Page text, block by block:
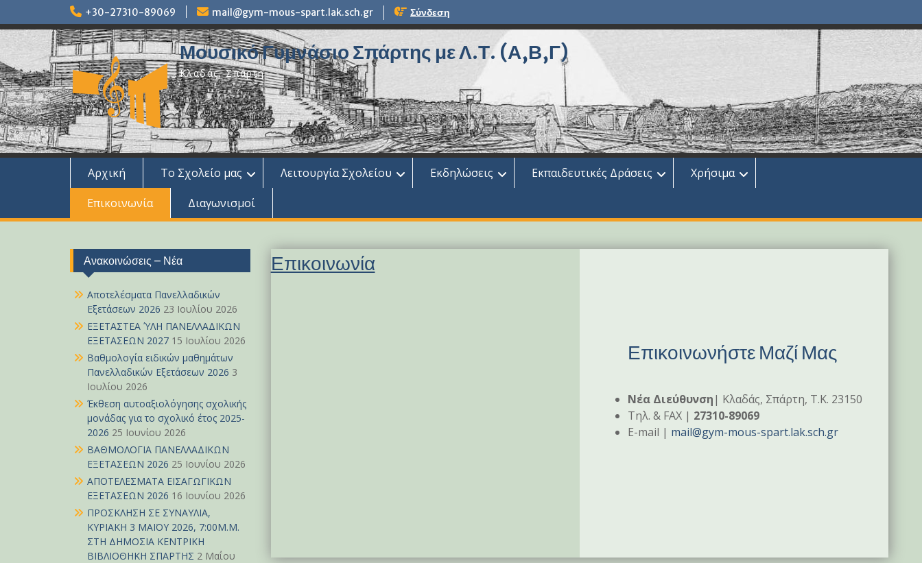
to
content
+30-27310-89069 mail@gym-mous-spart.lak.sch.gr Σύνδεση
Μουσικό Γυμνάσιο Σπάρτης με Λ.Τ. (Α,Β,Γ)
Κλαδάς, Σπάρτη
Αρχική Το Σχολείο μας Λειτουργία Σχολείου Εκδηλώσεις Εκπαιδευτικές Δράσεις
Χρήσιμα
Επικοινωνία
Διαγωνισμοί
Επικοινωνία
Επικοινωνήστε Μαζί Μας
Νέα Διεύθυνση| Κλαδάς, Σπάρτη, Τ.Κ. 23150
Tηλ. & FAX | 27310-89069
E-mail | mail@gym-mous-spart.lak.sch.gr
Ανακοινώσεις – Νέα
Αποτελέσματα Πανελλαδικών
Εξετάσεων 2026 23 Ιουλίου 2026
ΕΞΕΤΑΣΤΕΑ ΎΛΗ ΠΑΝΕΛΛΑΔΙΚΩΝ
ΕΞΕΤΑΣΕΩΝ 2027 15 Ιουλίου 2026
Βαθμολογία ειδικών μαθημάτων
Πανελλαδικών Εξετάσεων 2026 3
Ιουλίου 2026
Έκθεση αυτοαξιολόγησης σχολικής
μονάδας για το σχολικό έτος 2025-
2026 25 Ιουνίου 2026
ΒΑΘΜΟΛΟΓΙΑ ΠΑΝΕΛΛΑΔΙΚΩΝ
ΕΞΕΤΑΣΕΩΝ 2026 25 Ιουνίου 2026
ΑΠΟΤΕΛΕΣΜΑΤΑ ΕΙΣΑΓΩΓΙΚΩΝ
ΕΞΕΤΑΣΕΩΝ 2026 16 Ιουνίου 2026
ΠΡΟΣΚΛΗΣΗ ΣΕ ΣΥΝΑΥΛΙΑ,
ΚΥΡΙΑΚΗ 3 ΜΑΪΟΥ 2026, 7:00Μ.Μ.
ΣΤΗ ΔΗΜΟΣΙΑ ΚΕΝΤΡΙΚΗ
ΒΙΒΛΙΟΘΗΚΗ ΣΠΑΡΤΗΣ 2 Μαΐου